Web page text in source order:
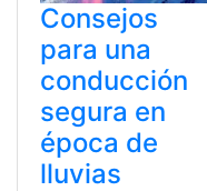
Consejos
para una
conducción
segura en
época de
lluvias